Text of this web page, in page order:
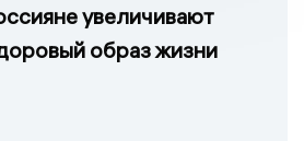
увеличивают
образ жизни